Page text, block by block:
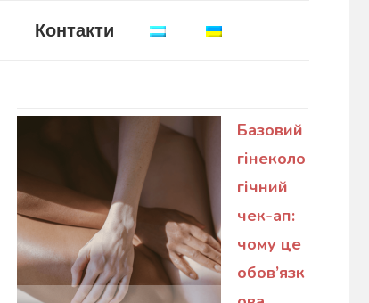
Контакти
Базовий
гінеколо
гічний
чек-ап:
чому це
обов’язк